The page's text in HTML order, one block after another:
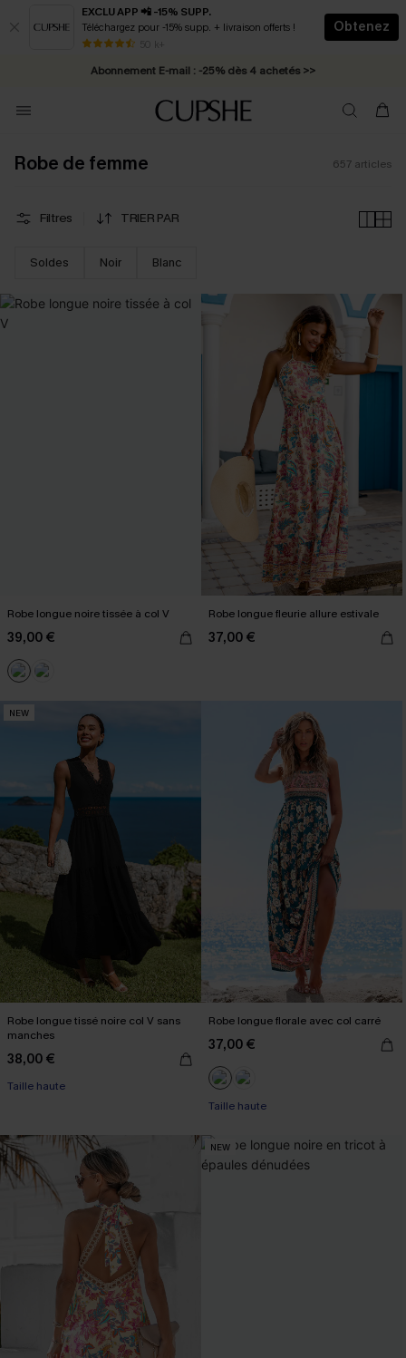
EXCLU APP 📲 -15% SUPP.
Téléchargez pour -15% supp. + livraison offerts !
50 k+
Obtenez
* Livraison éclair 2-3 jours ouvrés >>
Abonnement E-mail : -25% dès 4 achetés >>
Robe de femme 657 articles
Filtres TRIER PAR
Soldes Noir Blanc
Robe longue noire tissée à col V
39,00 €
Robe longue fleurie allure estivale
37,00 €
NEW
Robe longue tissé noire col V sans
manches
38,00 €
Taille haute
Robe longue florale avec col carré
37,00 €
Taille haute
NEW